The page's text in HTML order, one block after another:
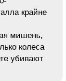
крайне
мишень,
колеса
убивают